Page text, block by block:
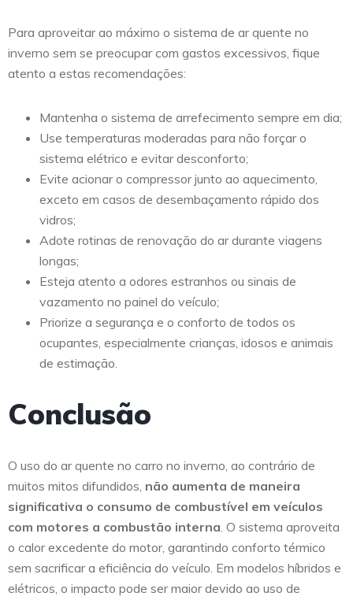
Para aproveitar ao máximo o sistema de ar quente no
inverno sem se preocupar com gastos excessivos, fique
atento a estas recomendações:
Mantenha o sistema de arrefecimento sempre em dia;
Use temperaturas moderadas para não forçar o
sistema elétrico e evitar desconforto;
Evite acionar o compressor junto ao aquecimento,
exceto em casos de desembaçamento rápido dos
vidros;
Adote rotinas de renovação do ar durante viagens
longas;
Esteja atento a odores estranhos ou sinais de
vazamento no painel do veículo;
Priorize a segurança e o conforto de todos os
ocupantes, especialmente crianças, idosos e animais
de estimação.
Conclusão
O uso do ar quente no carro no inverno, ao contrário de
muitos mitos difundidos, não aumenta de maneira
significativa o consumo de combustível em veículos
com motores a combustão interna. O sistema aproveita
o calor excedente do motor, garantindo conforto térmico
sem sacrificar a eficiência do veículo. Em modelos híbridos e
elétricos, o impacto pode ser maior devido ao uso de